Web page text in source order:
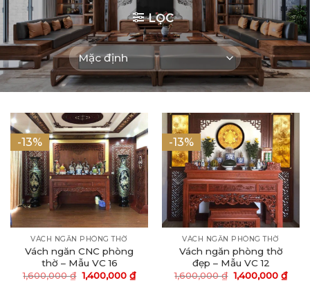
LỌC
-13%
VÁCH NGĂN PHÒNG THỜ
Vách ngăn CNC phòng
thờ – Mẫu VC 16
1,600,000₫ Giá
gốc
1,400,000 ₫Giá
hiện
-13%
VÁCH NGĂN PHÒNG THỜ
Vách ngăn phòng thờ
đẹp – Mẫu VC 12
1,600,000₫ Giá
gốc
1,400,000 ₫Giá
hiện